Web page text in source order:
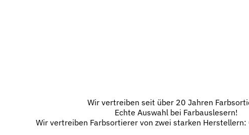
Wir vertreiben seit über 20 Jahren
Echte Auswahl bei Farbauslesern!
Wir vertreiben Farbsortierer von zwei starken Herstellern: